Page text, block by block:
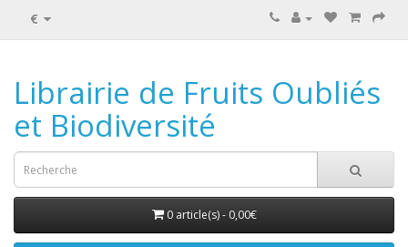
€
Librairie de Fruits Oubliés
et Biodiversité
0 article(s) - 0,00€